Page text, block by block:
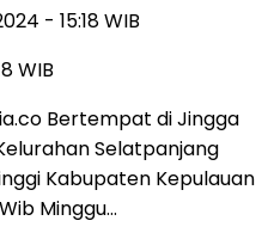
- 15:18 WIB
WIB
Bertempat di Jingga
Selatpanjang
Kabupaten Kepulauan
Minggu…